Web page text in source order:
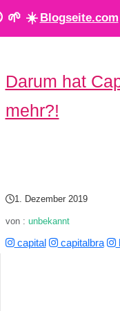
🌱 ☀️ Blogseite.com
n
l
e
T
o
Darum hat
mehr?!
1. Dezember 2019
von : unbekannt
capital capitalbra